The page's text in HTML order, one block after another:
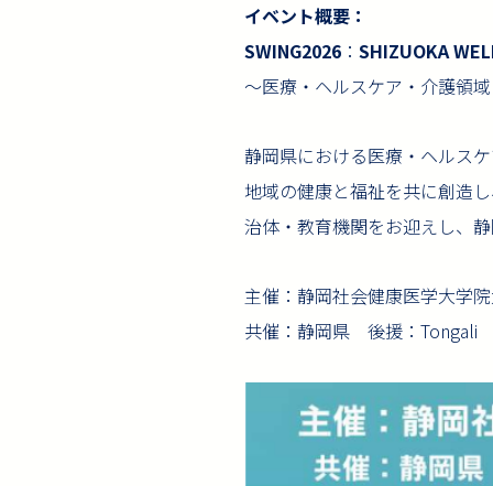
イベント概要：
SWING2026 ： SHIZUOKA
～医療・ヘルスケア・介護領
静岡県における医療・ヘルス
地域の健康と福祉を共に創造
治体・教育機関をお迎えし、
主催：静岡社会健康医学大学
共催：静岡県 後援：Tongali